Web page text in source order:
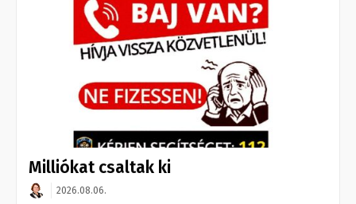
Milliókat csaltak ki
2026.08.06.